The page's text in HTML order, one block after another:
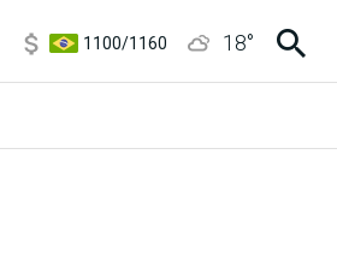
1100/1160
18°